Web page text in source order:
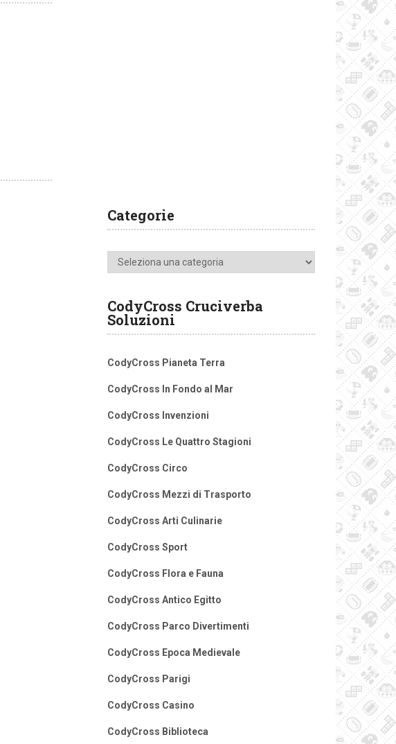
Categorie
Categorie
CodyCross Cruciverba
Soluzioni
CodyCross Pianeta Terra
CodyCross In Fondo al Mar
CodyCross Invenzioni
CodyCross Le Quattro Stagioni
CodyCross Circo
CodyCross Mezzi di Trasporto
CodyCross Arti Culinarie
CodyCross Sport
CodyCross Flora e Fauna
CodyCross Antico Egitto
CodyCross Parco Divertimenti
CodyCross Epoca Medievale
CodyCross Parigi
CodyCross Casino
CodyCross Biblioteca